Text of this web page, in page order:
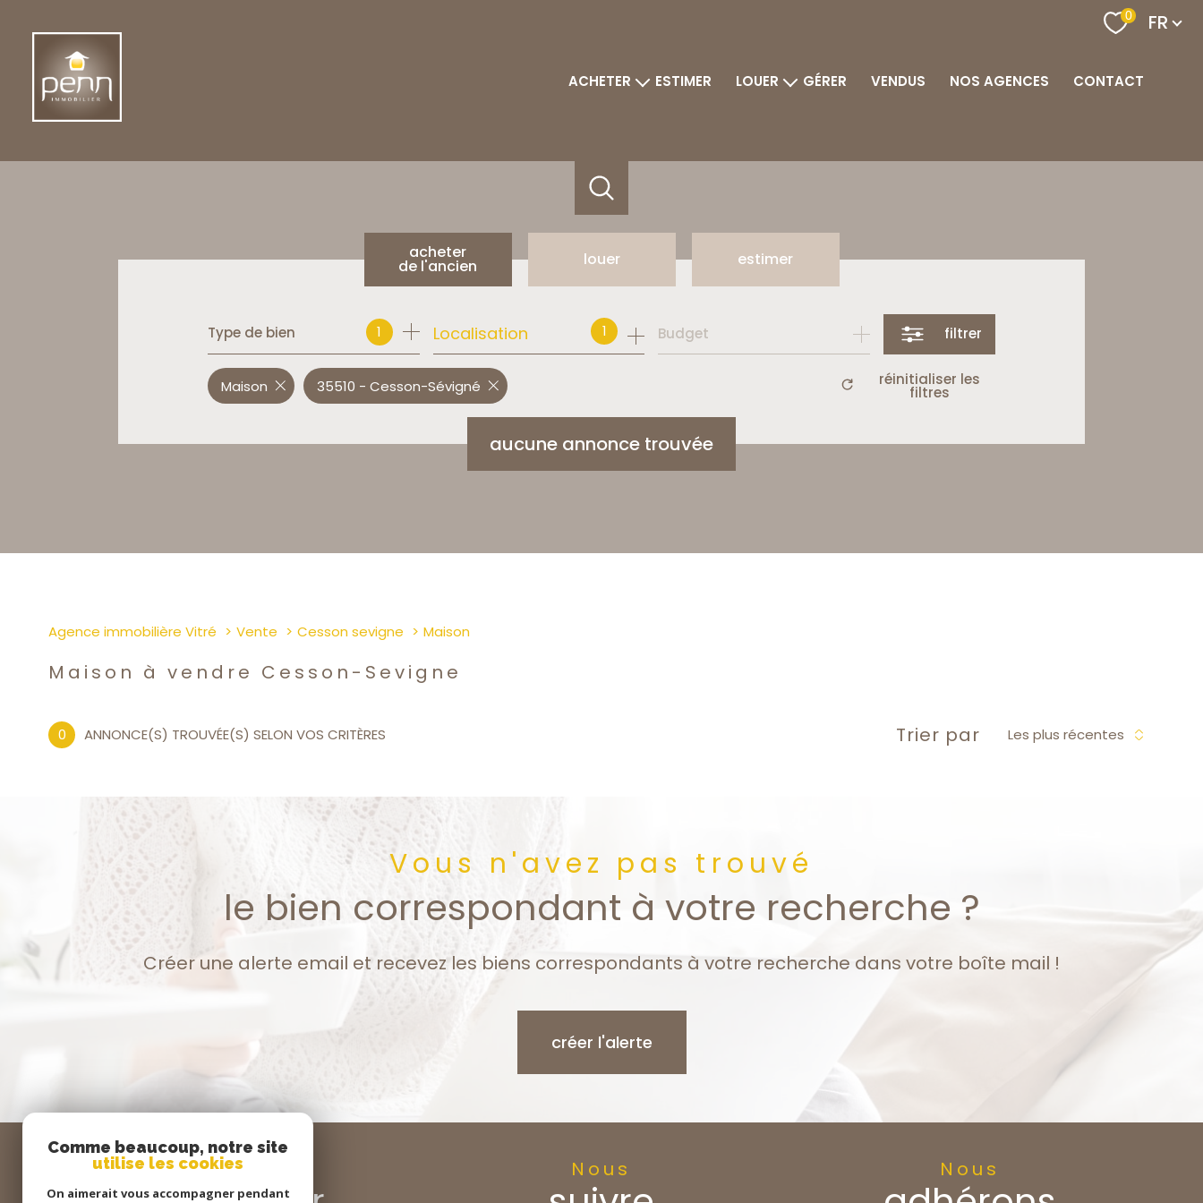
0 FR
ACHETER
immeubles
ESTIMER LOUER GÉRER VENDUS NOS AGENCES CONTACT
acheter
de l'ancien
de l'ancien
du neuf
louer
à l'année
estimer
Type de bien 1 1
Localisation Budget filtrer
aucune annonce trouvée
Maison 35510 - Cesson-Sévigné réinitialiser les
filtres
Agence immobilière Vitré Vente Cesson sevigne Maison
Maison à vendre Cesson-Sevigne
0 ANNONCE(S) TROUVÉE(S) SELON VOS CRITÈRES Trier par Les plus récentes
Vous n'avez pas trouvé
le bien correspondant à votre recherche ?
Créer une alerte email et recevez les biens correspondants à votre recherche dans votre boîte mail !
créer l'alerte
Se Nous Nous
Comme beaucoup, notre site
utilise les cookies
On aimerait vous accompagner pendant